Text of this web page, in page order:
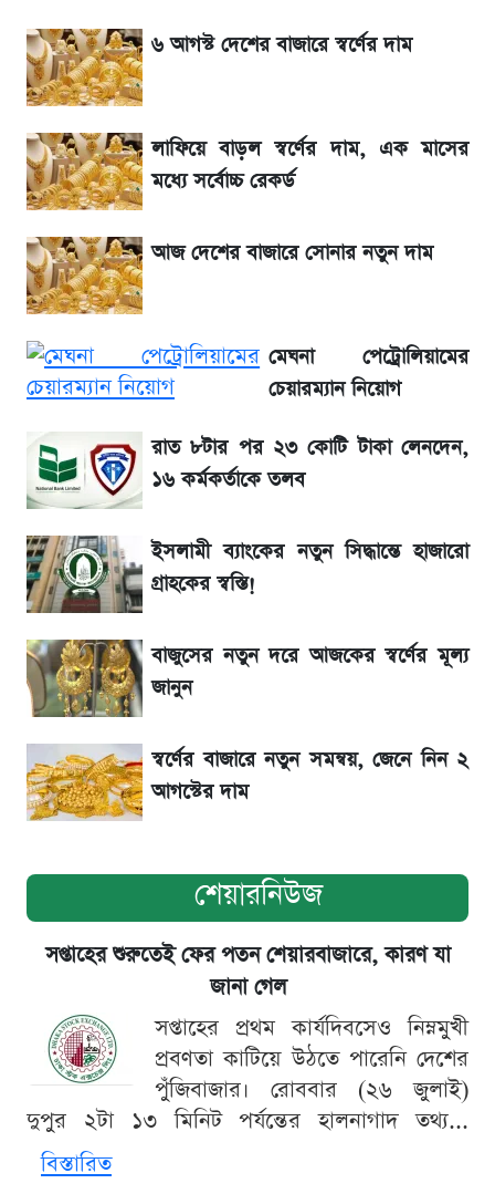
আগামীকালই স্পষ্ট হবে এসএসসি ফল প্রকাশের
তারিখ
৬ আগস্ট দেশের বাজারে স্বর্ণের দাম
শেখ হাসিনার দেশে ফেরা নিয়ে যা বললেন রুমিন
ফারহানা
রেকর্ড
শেয়ার বিজকে লিগ্যাল নোটিশ পাঠাল রবি, শুরু নতুন
বিতর্ক
গ্রাহক বৃদ্ধি
সৌদিতে বাংলাদেশিদের আকামা নবায়নে বদলে গেল
নিয়ম
শেখ হাসিনার বক্তব্য ঘিরে ভারতকে কড়া বার্তা
বাংলাদেশের
৬ আগস্ট দেশের বাজারে স্বর্ণের দাম
লাফিয়ে বাড়ল স্বর্ণের দাম, এক মাসের
মধ্যে সর্বোচ্চ রেকর্ড
আজ দেশের বাজারে সোনার নতুন দাম
মেঘনা পেট্রোলিয়ামের
চেয়ারম্যান নিয়োগ
রাত ৮টার পর ২৩ কোটি টাকা লেনদেন,
১৬ কর্মকর্তাকে তলব
ইসলামী ব্যাংকের নতুন সিদ্ধান্তে হাজারো
গ্রাহকের স্বস্তি!
বাজুসের নতুন দরে আজকের স্বর্ণের মূল্য
জানুন
স্বর্ণের বাজারে নতুন সমন্বয়, জেনে নিন ২
আগস্টের দাম
শেয়ারনিউজ
সপ্তাহের শুরুতেই ফের পতন শেয়ারবাজারে, কারণ যা
জানা গেল
সপ্তাহের প্রথম কার্যদিবসেও নিম্নমুখী
প্রবণতা কাটিয়ে উঠতে পারেনি দেশের
পুঁজিবাজার। রোববার (২৬ জুলাই)
দুপুর ২টা ১৩ মিনিট পর্যন্তের হালনাগাদ তথ্য...
বিস্তারিত